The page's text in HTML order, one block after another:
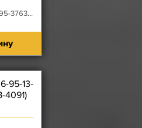
00
95-13-
4091)